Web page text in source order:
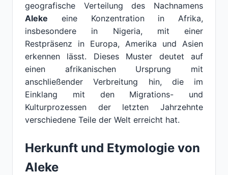
geografische Verteilung des Nachnamens
Aleke eine Konzentration in Afrika,
insbesondere in Nigeria, mit einer
Restpräsenz in Europa, Amerika und Asien
erkennen lässt. Dieses Muster deutet auf
einen afrikanischen Ursprung mit
anschließender Verbreitung hin, die im
Einklang mit den Migrations- und
Kulturprozessen der letzten Jahrzehnte
verschiedene Teile der Welt erreicht hat.
Herkunft und Etymologie von
Aleke